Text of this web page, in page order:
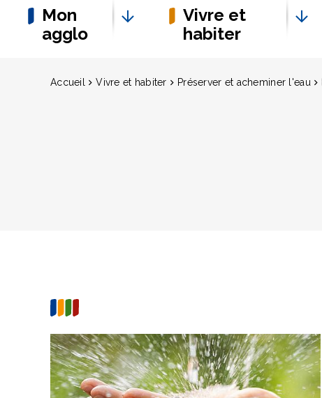
Mon
agglo
Vivre et
habiter
Accueil Vivre et habiter Préserver et acheminer l'eau